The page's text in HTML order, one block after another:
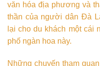
văn hóa địa phương và
thần của người dân Đà
lại cho du khách một cái
phố ngàn hoa này.
Những chuyến tham